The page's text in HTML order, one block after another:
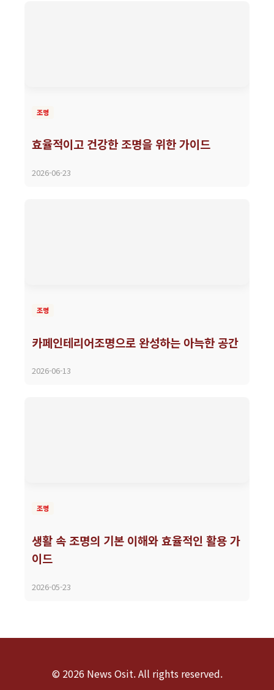
조명
효율적이고 건강한 조명을 위한 가이드
2026-06-23
조명
카페인테리어조명으로 완성하는 아늑한 공간
2026-06-13
조명
생활 속 조명의 기본 이해와 효율적인 활용 가
이드
2026-05-23
© 2026 News Osit. All rights reserved.